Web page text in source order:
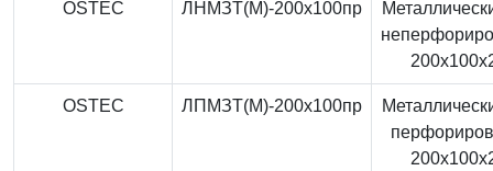
OSTEC ЛНМЗТ(М)-200x100пр
OSTEC ЛПМЗТ(М)-200x100пр